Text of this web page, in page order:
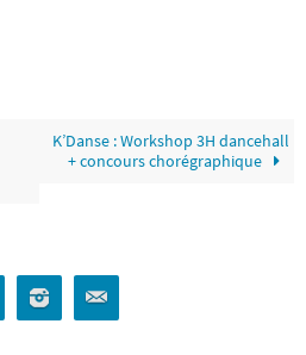
K’Danse : Workshop 3H dancehall
+ concours chorégraphique